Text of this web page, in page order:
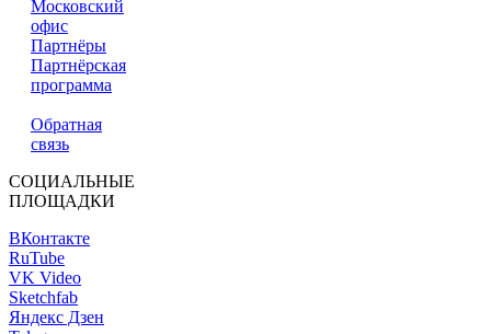
Московский
офис
Партнёры
Партнёрская
программа
Обратная
связь
СОЦИАЛЬНЫЕ
ПЛОЩАДКИ
ВКонтакте
RuTube
VK Video
Sketchfab
Яндекс Дзен